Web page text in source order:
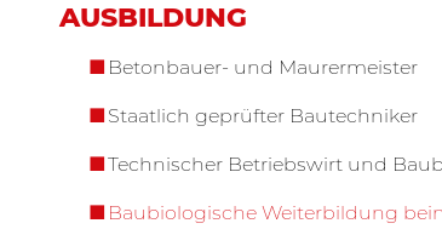
AUSBILDUNG
Betonbauer- und Maurermeister
Staatlich geprüfter Bautechniker
Technischer Betriebswirt und
Baubiologische Weiterbildung